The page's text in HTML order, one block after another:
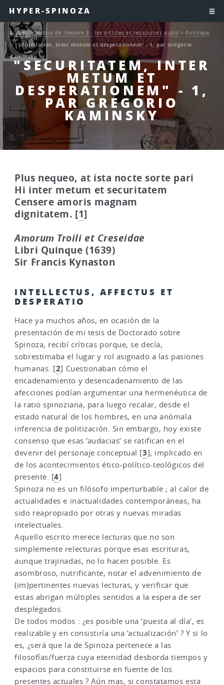
HYPER-SPINOZA
"SECURITATEM, INTER
METUM ET
DESPERATIONEM" - 1,
PAR GREGORIO
KAMINSKY
Accueil >Autour de l’oeuvre 3 : les articles et ressources audio > Politique
>"Securitatem, inter metum et desperationem" - 1, par Gregorio
Kaminsky
Plus nequeo, at ista nocte sorte pari
Hi inter metum et securitatem
Censere amoris magnam
dignitatem. [1]
Amorum Troili et Creseidae
Libri Quinque (1639)
Sir Francis Kynaston
INTELLECTUS, AFFECTUS ET
DESPERATIO
Hace ya muchos años, en ocasión de la
presentación de mi tesis de Doctorado sobre
Spinoza, recibí críticas porque, se decía,
sobrestimaba el lugar y rol asignado a las pasiones
humanas. [2] Cuestionaban cómo el
encadenamiento y desencadenamiento de las
afecciones podían argumentar una hermenéutica de
la ratio spinoziana, para luego recalar, desde el
estado natural de los hombres, en una anómala
inferencia de politización. Sin embargo, hoy existe
consenso que esas ‘audacias’ se ratifican en el
devenir del personaje conceptual [3], implicado en
de los acontecimientos ético-político-teológicos del
presente. [4]
Spinoza no es un filósofo imperturbable ; al calor de
actualidades e inactualidades contemporáneas, ha
sido reapropiado por otras y nuevas miradas
intelectuales.
Aquello escrito merece lecturas que no son
simplemente relecturas porque esas escrituras,
aunque trajinadas, no lo hacen posible. Es
asombroso, nutrificante, notar el advenimiento de
(im)pertinentes nuevas lecturas, y verificar que
estas abrigan múltiples sentidos a la espera de ser
desplegados.
De todos modos : ¿es posible una ‘puesta al día’, es
realizable y en consistiría una ‘actualización’ ? Y si lo
es, ¿será que la de Spinoza pertenece a las
filosofías/fuerza cuya eternidad desborda tiempos y
espacios para constituirse en fuente de los
presentes actuales ? Aún mas, si constatamos esta